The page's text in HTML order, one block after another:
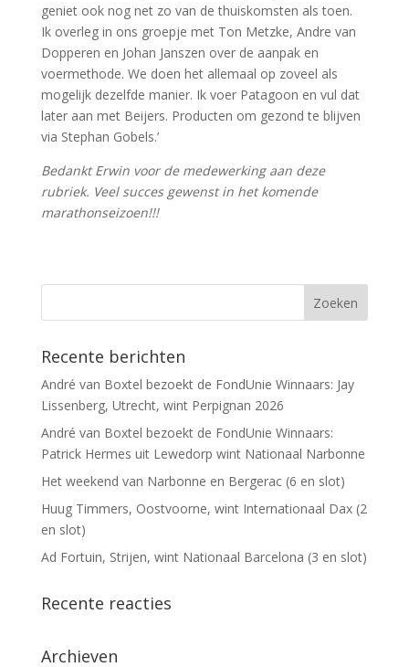
geniet ook nog net zo van de thuiskomsten als toen.
Ik overleg in ons groepje met Ton Metzke, Andre van
Dopperen en Johan Janszen over de aanpak en
voermethode. We doen het allemaal op zoveel als
mogelijk dezelfde manier. Ik voer Patagoon en vul dat
later aan met Beijers. Producten om gezond te blijven
via Stephan Gobels.’
Bedankt Erwin voor de medewerking aan deze
rubriek. Veel succes gewenst in het komende
marathonseizoen!!!
Recente berichten
André van Boxtel bezoekt de FondUnie Winnaars: Jay
Lissenberg, Utrecht, wint Perpignan 2026
André van Boxtel bezoekt de FondUnie Winnaars:
Patrick Hermes uit Lewedorp wint Nationaal Narbonne
Het weekend van Narbonne en Bergerac (6 en slot)
Huug Timmers, Oostvoorne, wint Internationaal Dax (2
en slot)
Ad Fortuin, Strijen, wint Nationaal Barcelona (3 en slot)
Recente reacties
Archieven